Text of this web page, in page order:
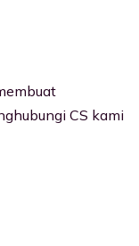
CS kami